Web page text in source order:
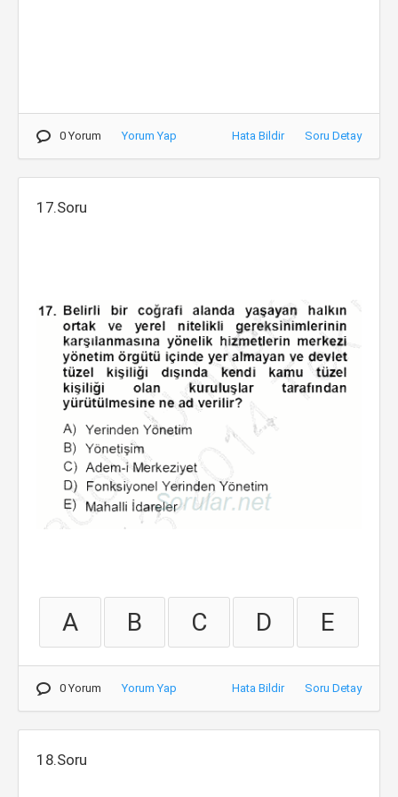
0 Yorum Yorum Yap Hata Bildir Soru Detay
17.Soru
A B C D E
0 Yorum Yorum Yap Hata Bildir Soru Detay
18.Soru